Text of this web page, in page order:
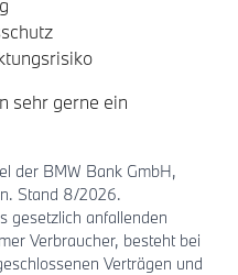
sehr gerne ein
der BMW Bank GmbH,
Stand 8/2026.
gesetzlich anfallenden
Verbraucher, besteht bei
Verträgen und